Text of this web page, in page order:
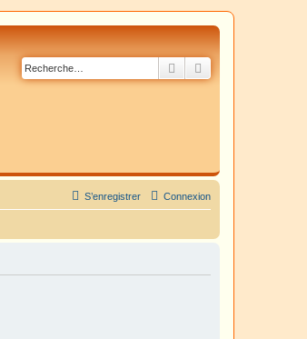
Rechercher
Connexion
S’enregistrer